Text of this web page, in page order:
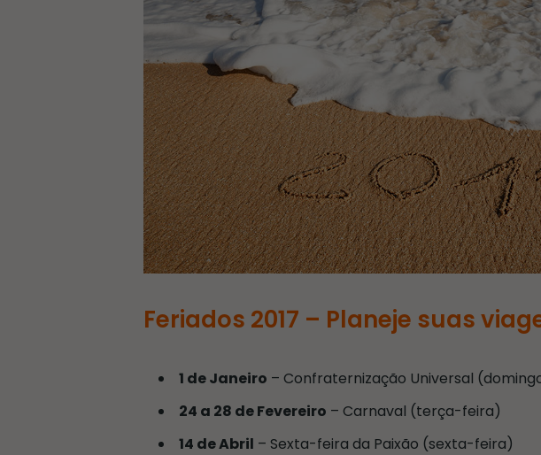
Feriados 2017 – Planeje suas
1 de Janeiro – Confraternização Universal
24 a 28 de Fevereiro – Carnaval (terça-feira)
14 de Abril – Sexta-feira da Paixão (sexta-feira)